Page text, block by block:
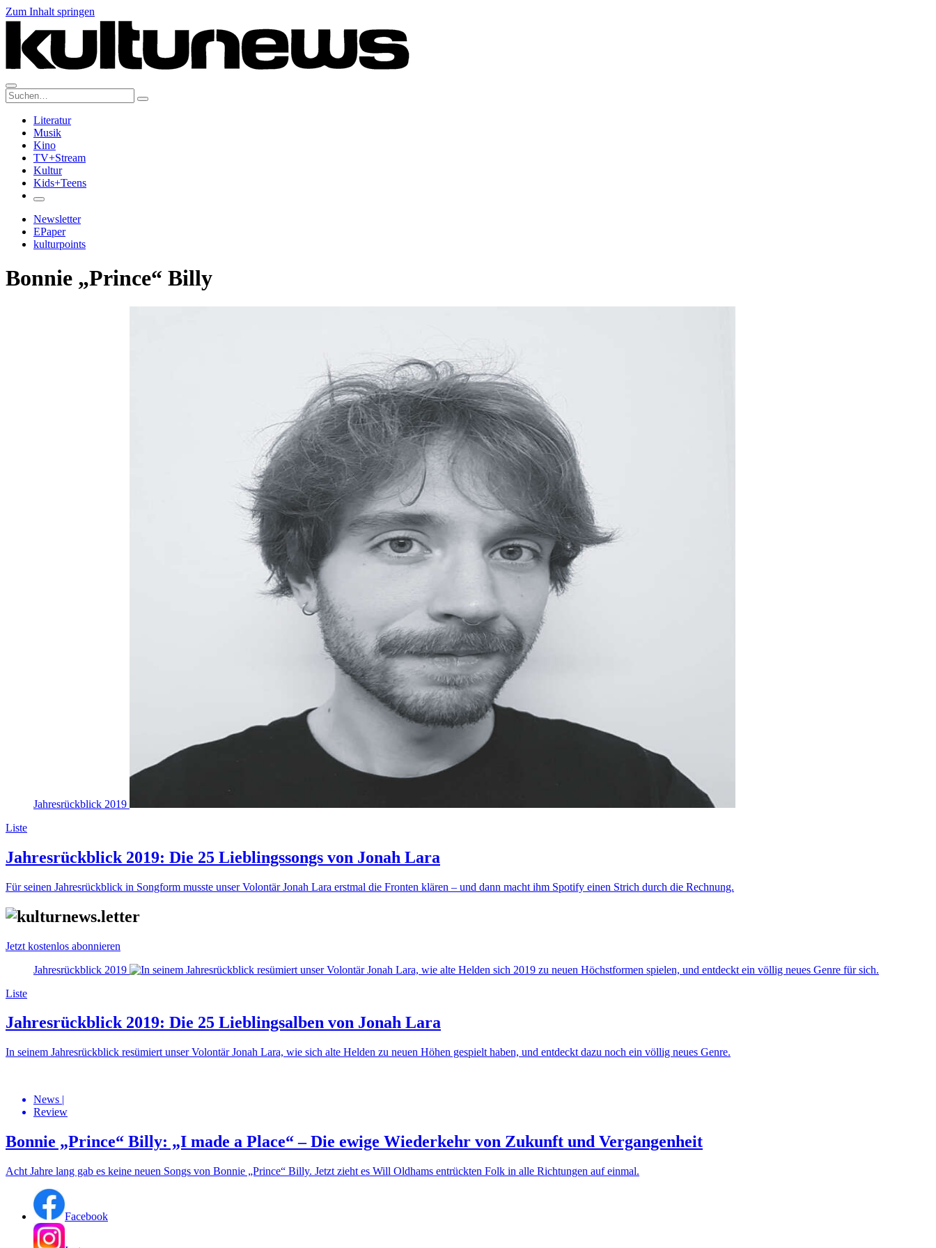
Zum Inhalt springen
Suche:
Literatur
Musik
Kino
TV+Stream
Kultur
Kids+Teens
Newsletter
EPaper
kulturpoints
Bonnie „Prince“ Billy
Jahresrückblick 2019
Liste
Jahresrückblick 2019: Die 25 Lieblingssongs von Jonah Lara
Für seinen Jahresrückblick in Songform musste unser Volontär Jonah Lara erstmal die Fronten klären – und dann macht ihm Spotify einen Strich durch die Rechnung.
Jetzt kostenlos abonnieren
Jahresrückblick 2019
Liste
Jahresrückblick 2019: Die 25 Lieblingsalben von Jonah Lara
In seinem Jahresrückblick resümiert unser Volontär Jonah Lara, wie sich alte Helden zu neuen Höhen gespielt haben, und entdeckt dazu noch ein völlig neues Genre.
News |
Review
Bonnie „Prince“ Billy: „I made a Place“ – Die ewige Wiederkehr von Zukunft und Vergangenheit
Acht Jahre lang gab es keine neuen Songs von Bonnie „Prince“ Billy. Jetzt zieht es Will Oldhams entrückten Folk in alle Richtungen auf einmal.
Facebook